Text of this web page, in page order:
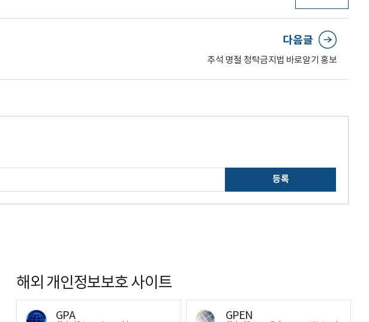
다음글
추석 명절 청탁금지법 바로알기 홍보
등록
해외 개인정보보호 사이트
GPA GPEN